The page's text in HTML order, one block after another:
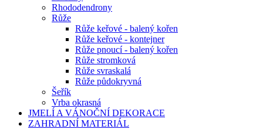
Rhododendrony
Růže
Růže keřové - balený kořen
Růže keřové - kontejner
Růže pnoucí - balený kořen
Růže stromková
Růže svraskalá
Růže půdokryvná
Šeřík
Vrba okrasná
JMELÍ A VÁNOČNÍ DEKORACE
ZAHRADNÍ MATERIÁL